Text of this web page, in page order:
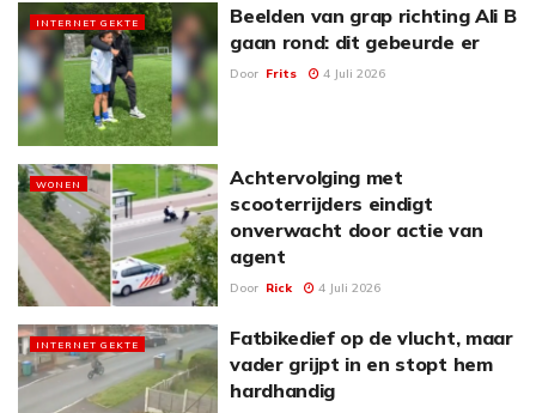
INTERNET GEKTE
Beelden van grap richting Ali B
gaan rond: dit gebeurde er
Door Frits 4 Juli 2026
WONEN
Achtervolging met
scooterrijders eindigt
onverwacht door actie van
agent
Door Rick 4 Juli 2026
INTERNET GEKTE
Fatbikedief op de vlucht, maar
vader grijpt in en stopt hem
hardhandig